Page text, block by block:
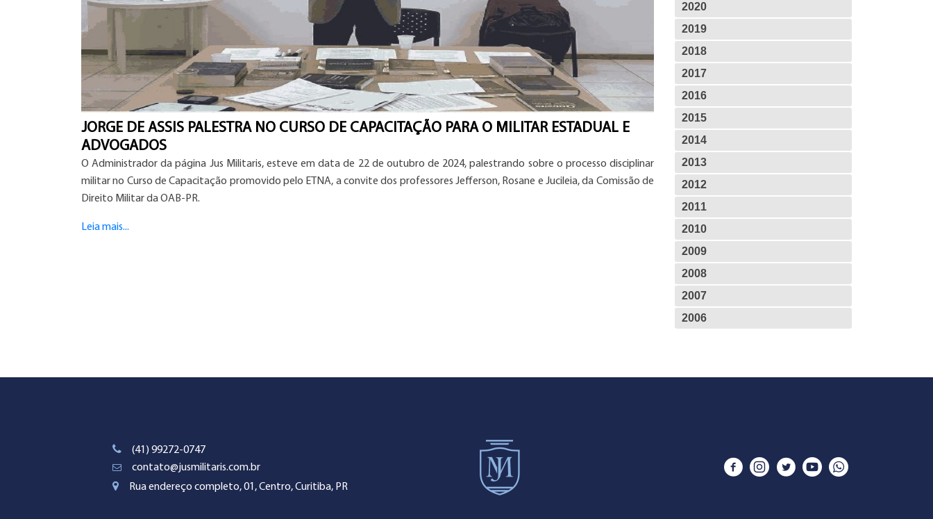
JORGE DE ASSIS PALESTRA NO CURSO DE CAPACITAÇÃO PARA O MILITAR ESTADUAL E
ADVOGADOS
O Administrador da página Jus Militaris, esteve em data de 22 de outubro de 2024, palestrando sobre o processo disciplinar
militar no Curso de Capacitação promovido pelo ETNA, a convite dos professores Jefferson, Rosane e Jucileia, da Comissão de
Direito Militar da OAB-PR.
Leia mais...
2020
2019
2018
2017
2016
2015
2014
2013
2012
2011
2010
2009
2008
2007
2006
(41) 99272-0747
contato@jusmilitaris.com.br
Rua endereço completo, 01, Centro, Curitiba, PR